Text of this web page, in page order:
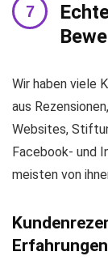
Wir haben viele
aus
Websites,
Facebook- und
meisten von